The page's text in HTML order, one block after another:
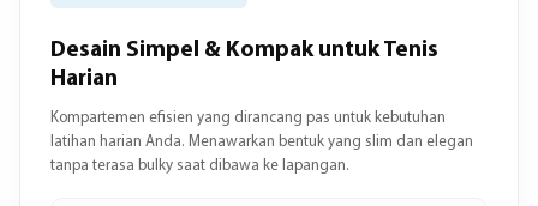
Desain Simpel & Kompak untuk Tenis
Harian
Kompartemen efisien yang dirancang pas untuk kebutuhan
latihan harian Anda. Menawarkan bentuk yang slim dan elegan
tanpa terasa bulky saat dibawa ke lapangan.